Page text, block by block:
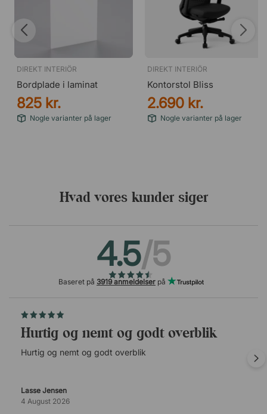
DIREKT INTERIÖR
Bordplade i laminat
825 kr.
Nogle varianter på lager
DIREKT INTERIÖR
Kontorstol Bliss
2.690 kr.
Nogle varianter på lager
Hvad vores kunder siger
4.5/5
Baseret på 3919 anmeldelserpå
Hurtig og nemt og godt overblik
Hurtig og nemt og godt overblik
Lasse Jensen
4 August 2026